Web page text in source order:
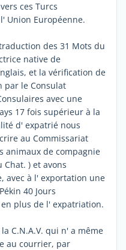
ces Turcs
Union Européenne.
des 31 Mots du
native de
et la vérification de
par le Consulat
avec une
17 fois supérieur à la
d' expatrié nous
au Commissariat
de compagnie
) et avons
à l' exportation une
40 Jours
plus de l' expatriation.
C.N.A.V. qui n' a même
au courrier, par